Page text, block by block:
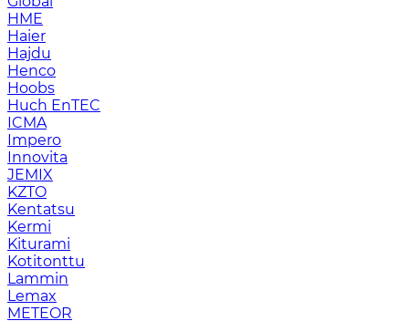
HME
Haier
Hajdu
Henco
Hoobs
Huch EnTEC
ICMA
Impero
Innovita
JEMIX
KZTO
Kentatsu
Kermi
Kiturami
Kotitonttu
Lammin
Lemax
METEOR